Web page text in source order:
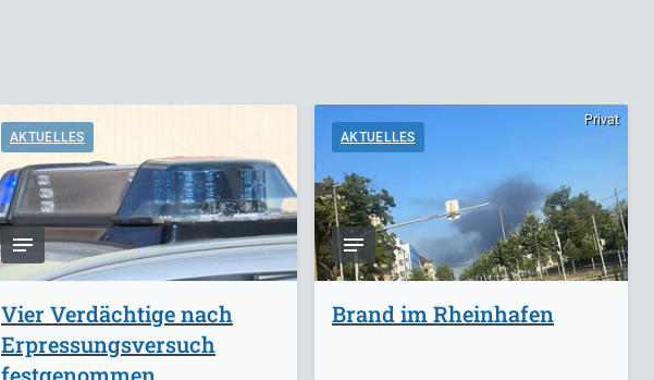
AKTUELLES
Vier Verdächtige nach
Erpressungsversuch
festgenommen
Privat
AKTUELLES
Brand im Rheinhafen